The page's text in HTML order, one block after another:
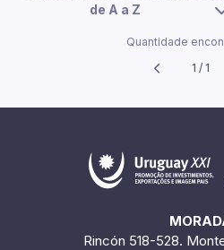
de A a Z
Quantidade
1 / 1
Rincón 518-528.